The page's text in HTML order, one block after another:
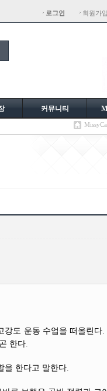
로그인 회원가입
커뮤니티
도 운동 수업을 떠올린다
한다.
을 한다고 말한다.